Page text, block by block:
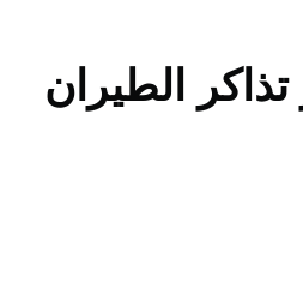
الطيران